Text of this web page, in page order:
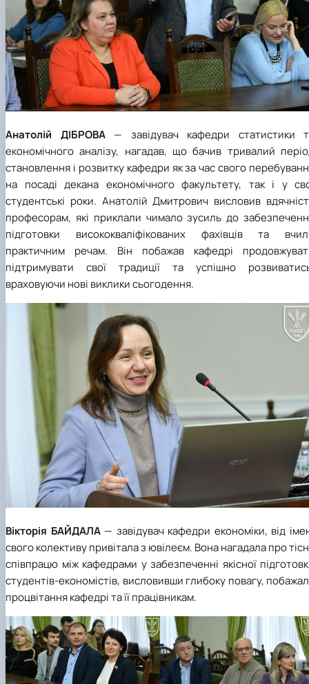
Анатолій ДІБРОВА — завідувач кафедри статистики
економічного аналізу, нагадав, що бачив тривалий
становлення і розвитку кафедри як за час свого
на посаді декана економічного факультету, так і у
студентські роки. Анатолій Дмитрович висловив
професорам, які приклали чимало зусиль до
підготовки висококваліфікованих фахівців та
практичним речам. Він побажав кафедрі
підтримувати свої традиції та успішно
враховуючи нові виклики сьогодення.
Вікторія БАЙДАЛА — завідувач кафедри економіки, від
свого колективу привітала з ювілеєм. Вона нагадала про
співпрацю між кафедрами у забезпеченні якісної
студентів-економістів, висловивши глибоку повагу,
процвітання кафедрі та її працівникам.